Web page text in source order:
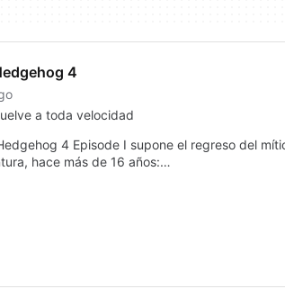
4
a toda velocidad
4 Episode I supone el regreso del
hace más de 16 años:…